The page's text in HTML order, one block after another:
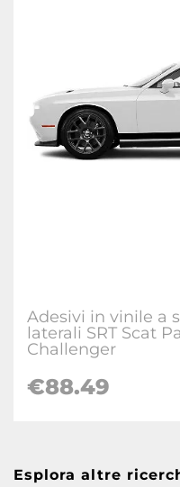
Adesivi in vinile a
laterali SRT Scat
Challenger
€88.49
Esplora altre